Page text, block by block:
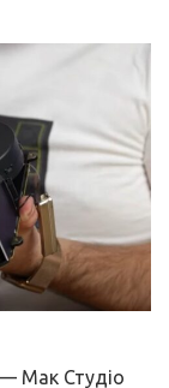
Мак Студіо